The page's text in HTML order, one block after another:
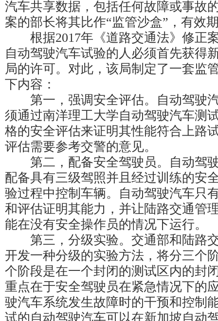
汽车共享数据，包括任何故障或事故
案的部长将其比作“监管沙盒”，有效
根据2017年《道路交通法》修正
自动驾驶汽车试验的人必须首先获得
局的许可。对此，该局制定了一套监
下内容：
第一，强调安全评估。自动驾驶
须通过南洋理工大学自动驾驶汽车测
格的安全评估来证明其性能符合上路
评估需要参考交警的意见。
第二，配备安全驾驶员。自动驾
配备具有三级驾照并且经过训练的安
验过程中控制车辆。自动驾驶汽车只
和评估证明其能力，并让陆路交通管
能在没有安全操作员的情况下运行。
第三，分级实验。交通部和陆路
开发一种分级的实验方法，将分三个
个阶段是在一个封闭的测试区内的封
重点在于安全驾驶员在紧急情况下的
驶汽车系统发生故障时的干预和控制
试的自动驾驶汽车可以在新加坡自动